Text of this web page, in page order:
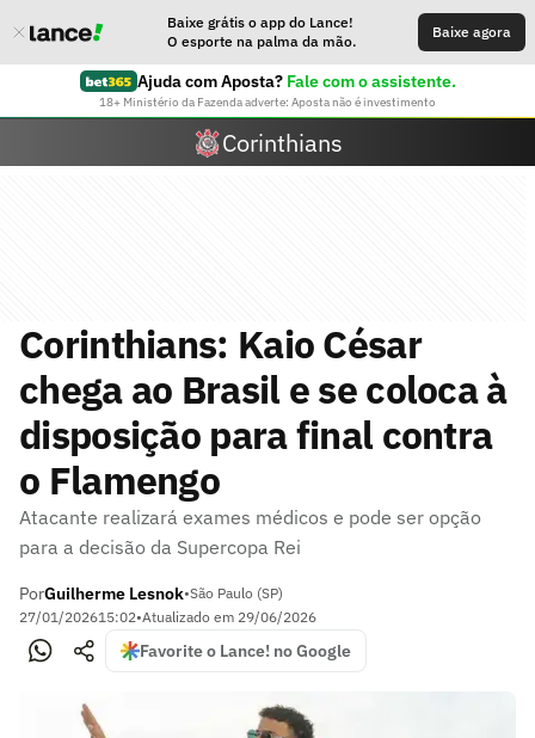
Baixe grátis o app do Lance!
O esporte na palma da mão.
Baixe agora
Ajuda com Aposta? Fale com o assistente.
18+ Ministério da Fazenda adverte: Aposta não é investimento
Corinthians
Corinthians: Kaio César
chega ao Brasil e se coloca à
disposição para final contra
o Flamengo
Atacante realizará exames médicos e pode ser opção
para a decisão da Supercopa Rei
PorGuilherme Lesnok•São Paulo (SP)
27/01/202615:02•Atualizado em 29/06/2026
Favorite o Lance! no Google